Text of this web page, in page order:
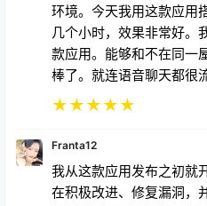
环境。今天我用这款应用
几个小时，效果非常好。
款应用。能够和不在同一
棒了。就连语音聊天都很
★★★★★
Franta12
我从这款应用发布之初就
在积极改进、修复漏洞，